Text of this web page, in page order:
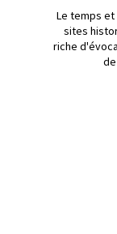
Le temps
sites
riche